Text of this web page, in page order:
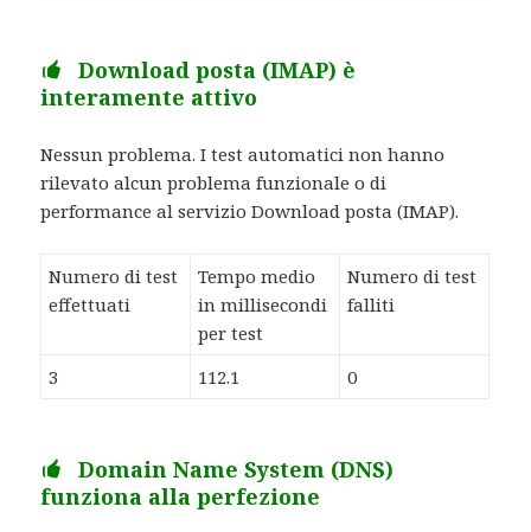
Download posta (IMAP) è
interamente attivo
Nessun problema. I test automatici non hanno
rilevato alcun problema funzionale o di
performance al servizio Download posta (IMAP).
Numero di test
effettuati
Tempo medio
in millisecondi
per test
Numero di test
falliti
3 112.1 0
Domain Name System (DNS)
funziona alla perfezione